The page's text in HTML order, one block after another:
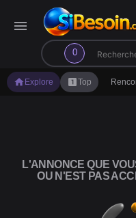
menu
0
search
home Explore looks_oneTop
L'ANNONCE QUE
OU N'EST PAS